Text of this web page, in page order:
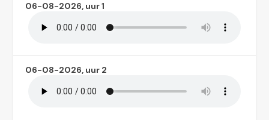
06-08-2026, uur 1
06-08-2026, uur 2